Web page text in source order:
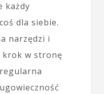
każdy
dla siebie.
narzędzi i
krok w stronę